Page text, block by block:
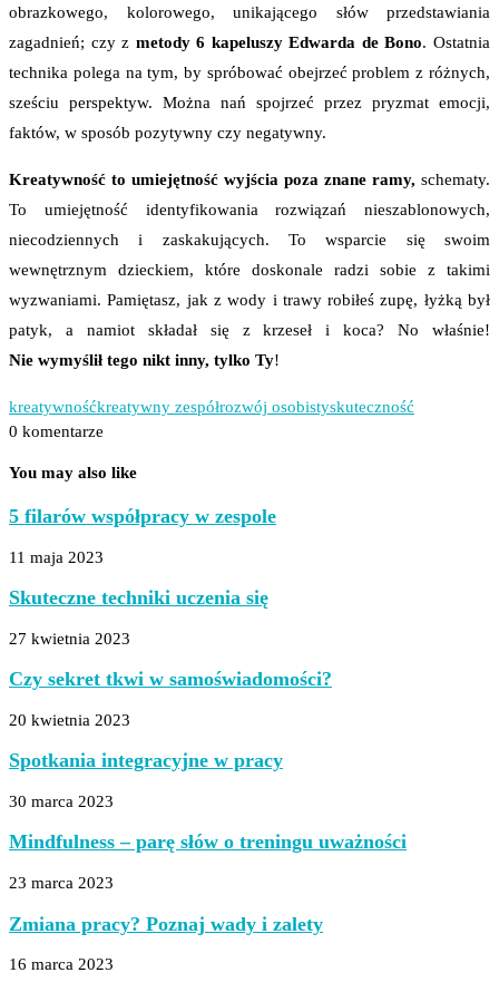
obrazkowego, kolorowego, unikającego słów przedstawiania
zagadnień; czy z metody 6 kapeluszy Edwarda de Bono. Ostatnia
technika polega na tym, by spróbować obejrzeć problem z różnych,
sześciu perspektyw. Można nań spojrzeć przez pryzmat emocji,
faktów, w sposób pozytywny czy negatywny.
Kreatywność to umiejętność wyjścia poza znane ramy, schematy.
To umiejętność identyfikowania rozwiązań nieszablonowych,
niecodziennych i zaskakujących. To wsparcie się swoim
wewnętrznym dzieckiem, które doskonale radzi sobie z takimi
wyzwaniami. Pamiętasz, jak z wody i trawy robiłeś zupę, łyżką był
patyk, a namiot składał się z krzeseł i koca? No właśnie!
Nie wymyślił tego nikt inny, tylko Ty!
kreatywnośćkreatywny zespółrozwój osobistyskuteczność
0 komentarze
You may also like
5 filarów współpracy w zespole
11 maja 2023
Skuteczne techniki uczenia się
27 kwietnia 2023
Czy sekret tkwi w samoświadomości?
20 kwietnia 2023
Spotkania integracyjne w pracy
30 marca 2023
Mindfulness – parę słów o treningu uważności
23 marca 2023
Zmiana pracy? Poznaj wady i zalety
16 marca 2023